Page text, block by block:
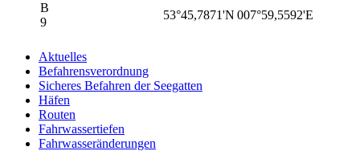
B
9
53°45,7871'N 007°59,5592'E
Aktuelles
Befahrensverordnung
Sicheres Befahren der Seegatten
Häfen
Routen
Fahrwassertiefen
Fahrwasseränderungen